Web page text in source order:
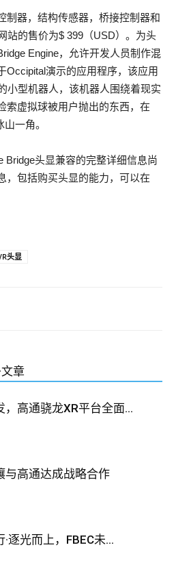
制器，结构传感器，桥接控制器和
站的售价为$ 399（USD）。为头
Engine，允许开发人员制作混
Occipital演示的应用程序，该应用
小型机器人，该机器人围绕着现实
索虚拟球被用户抛出的东西，在
一角。
Bridge头显兼容的完整详细信息尚
，包括购买头显的能力，可以在
头显
章
，高通骁龙XR平台全面...
与高通达成战略合作
·逐光而上，FBEC未...